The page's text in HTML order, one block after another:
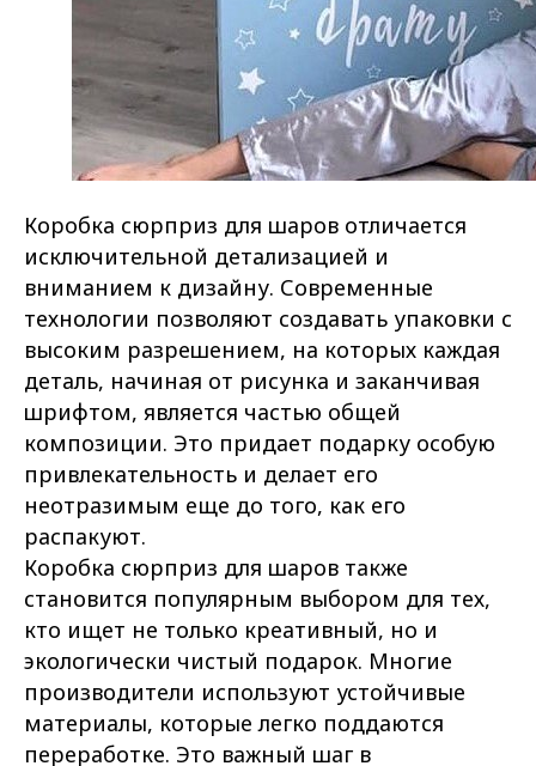
Коробка сюрприз для шаров отличается
исключительной детализацией и
вниманием к дизайну. Современные
технологии позволяют создавать упаковки с
высоким разрешением, на которых каждая
деталь, начиная от рисунка и заканчивая
шрифтом, является частью общей
композиции. Это придает подарку особую
привлекательность и делает его
неотразимым еще до того, как его
распакуют.
Коробка сюрприз для шаров также
становится популярным выбором для тех,
кто ищет не только креативный, но и
экологически чистый подарок. Многие
производители используют устойчивые
материалы, которые легко поддаются
переработке. Это важный шаг в